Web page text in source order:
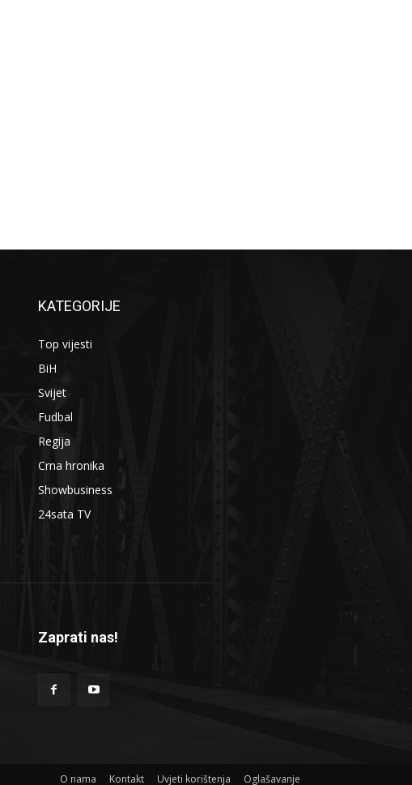
KATEGORIJE
Top vijesti
BiH
Svijet
Fudbal
Regija
Crna hronika
Showbusiness
24sata TV
Zaprati nas!
O nama Kontakt Uvjeti korištenja Oglašavanje